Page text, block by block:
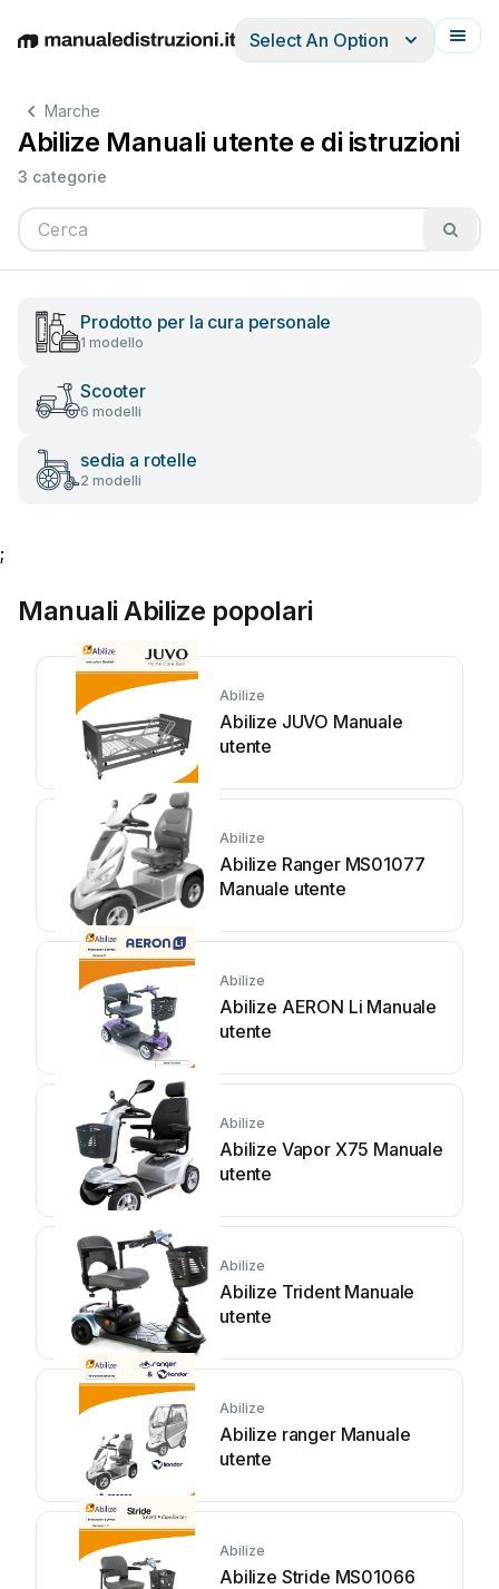
EnglishDeutschEspañolItalianoFrançais
Select An Option
Marche
Abilize Manuali utente e di istruzioni
3 categorie
Prodotto per la cura personale
1 modello
Scooter
6 modelli
sedia a rotelle
2 modelli
;
Manuali Abilize popolari
Abilize
Abilize JUVO Manuale
utente
Abilize
Abilize Ranger MS01077
Manuale utente
Abilize
Abilize AERON Li Manuale
utente
Abilize
Abilize Vapor X75 Manuale
utente
Abilize
Abilize Trident Manuale
utente
Abilize
Abilize ranger Manuale
utente
Abilize
Abilize Stride MS01066